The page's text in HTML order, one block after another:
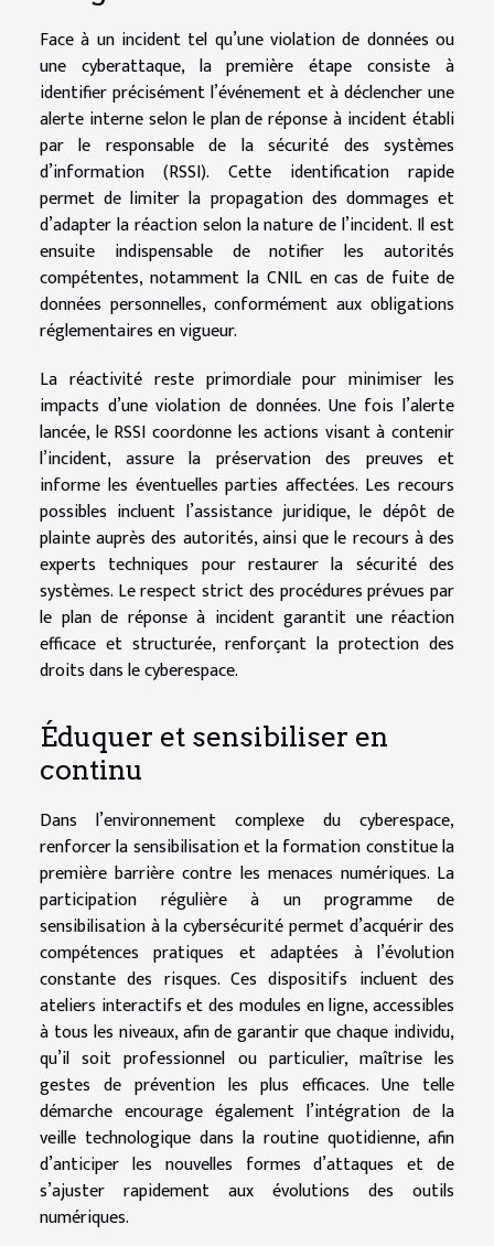
Face à un incident tel qu’une violation de données ou
une cyberattaque, la première étape consiste à
identifier précisément l’événement et à déclencher une
alerte interne selon le plan de réponse à incident établi
par le responsable de la sécurité des systèmes
d’information (RSSI). Cette identification rapide
permet de limiter la propagation des dommages et
d’adapter la réaction selon la nature de l’incident. Il est
ensuite indispensable de notifier les autorités
compétentes, notamment la CNIL en cas de fuite de
données personnelles, conformément aux obligations
réglementaires en vigueur.
La réactivité reste primordiale pour minimiser les
impacts d’une violation de données. Une fois l’alerte
lancée, le RSSI coordonne les actions visant à contenir
l’incident, assure la préservation des preuves et
informe les éventuelles parties affectées. Les recours
possibles incluent l’assistance juridique, le dépôt de
plainte auprès des autorités, ainsi que le recours à des
experts techniques pour restaurer la sécurité des
systèmes. Le respect strict des procédures prévues par
le plan de réponse à incident garantit une réaction
efficace et structurée, renforçant la protection des
droits dans le cyberespace.
Éduquer et sensibiliser en
continu
Dans l’environnement complexe du cyberespace,
renforcer la sensibilisation et la formation constitue la
première barrière contre les menaces numériques. La
participation régulière à un programme de
sensibilisation à la cybersécurité permet d’acquérir des
compétences pratiques et adaptées à l’évolution
constante des risques. Ces dispositifs incluent des
ateliers interactifs et des modules en ligne, accessibles
à tous les niveaux, afin de garantir que chaque individu,
qu’il soit professionnel ou particulier, maîtrise les
gestes de prévention les plus efficaces. Une telle
démarche encourage également l’intégration de la
veille technologique dans la routine quotidienne, afin
d’anticiper les nouvelles formes d’attaques et de
s’ajuster rapidement aux évolutions des outils
numériques.